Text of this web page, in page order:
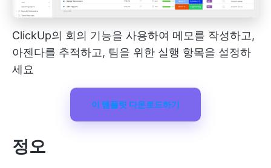
ClickUp의 회의 기능을 사용하여 메모를 작성하고,
아젠다를 추적하고, 팀을 위한 실행 항목을 설정하
세요
이 템플릿 다운로드하기
정오